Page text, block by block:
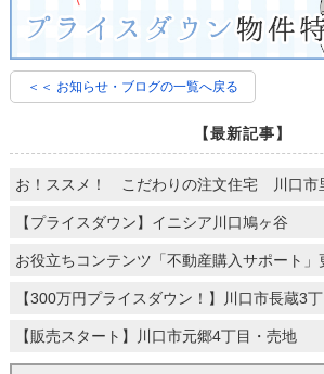
＜＜ お知らせ・ブログの一覧へ戻る
【最新記事】
お！ススメ！ こだわりの注文住宅 川口
【プライスダウン】イニシア川口鳩ヶ谷
お役立ちコンテンツ「不動産購入サポート」
【300万円プライスダウン！】川口市長蔵3
【販売スタート】川口市元郷4丁目・売地